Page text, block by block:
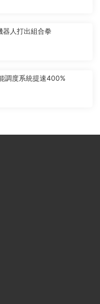
器人打出組合拳
調度系統提速400%